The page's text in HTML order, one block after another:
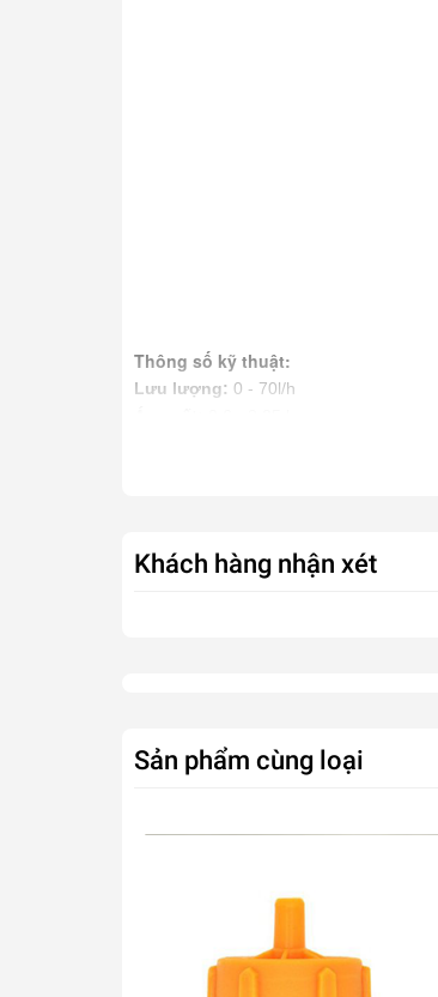
Thông số kỹ thuật:
Lưu lượng: 0 - 70l/h
Khách hàng nhận xét
Sản phẩm cùng loại